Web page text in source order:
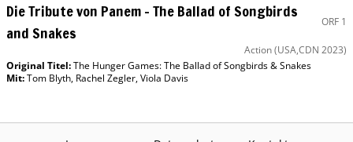
Die Tribute von Panem – The Ballad of Songbirds
and Snakes
ORF 1
Action(USA,CDN 2023)
Original Titel:The Hunger Games: The Ballad of Songbirds & Snakes
Mit:Tom Blyth, Rachel Zegler,Viola Davis